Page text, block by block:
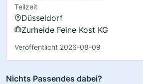
Teilzeit
Düsseldorf
Zurheide Feine Kost KG
Veröffentlicht 2026-08-09
Nichts Passendes dabei?